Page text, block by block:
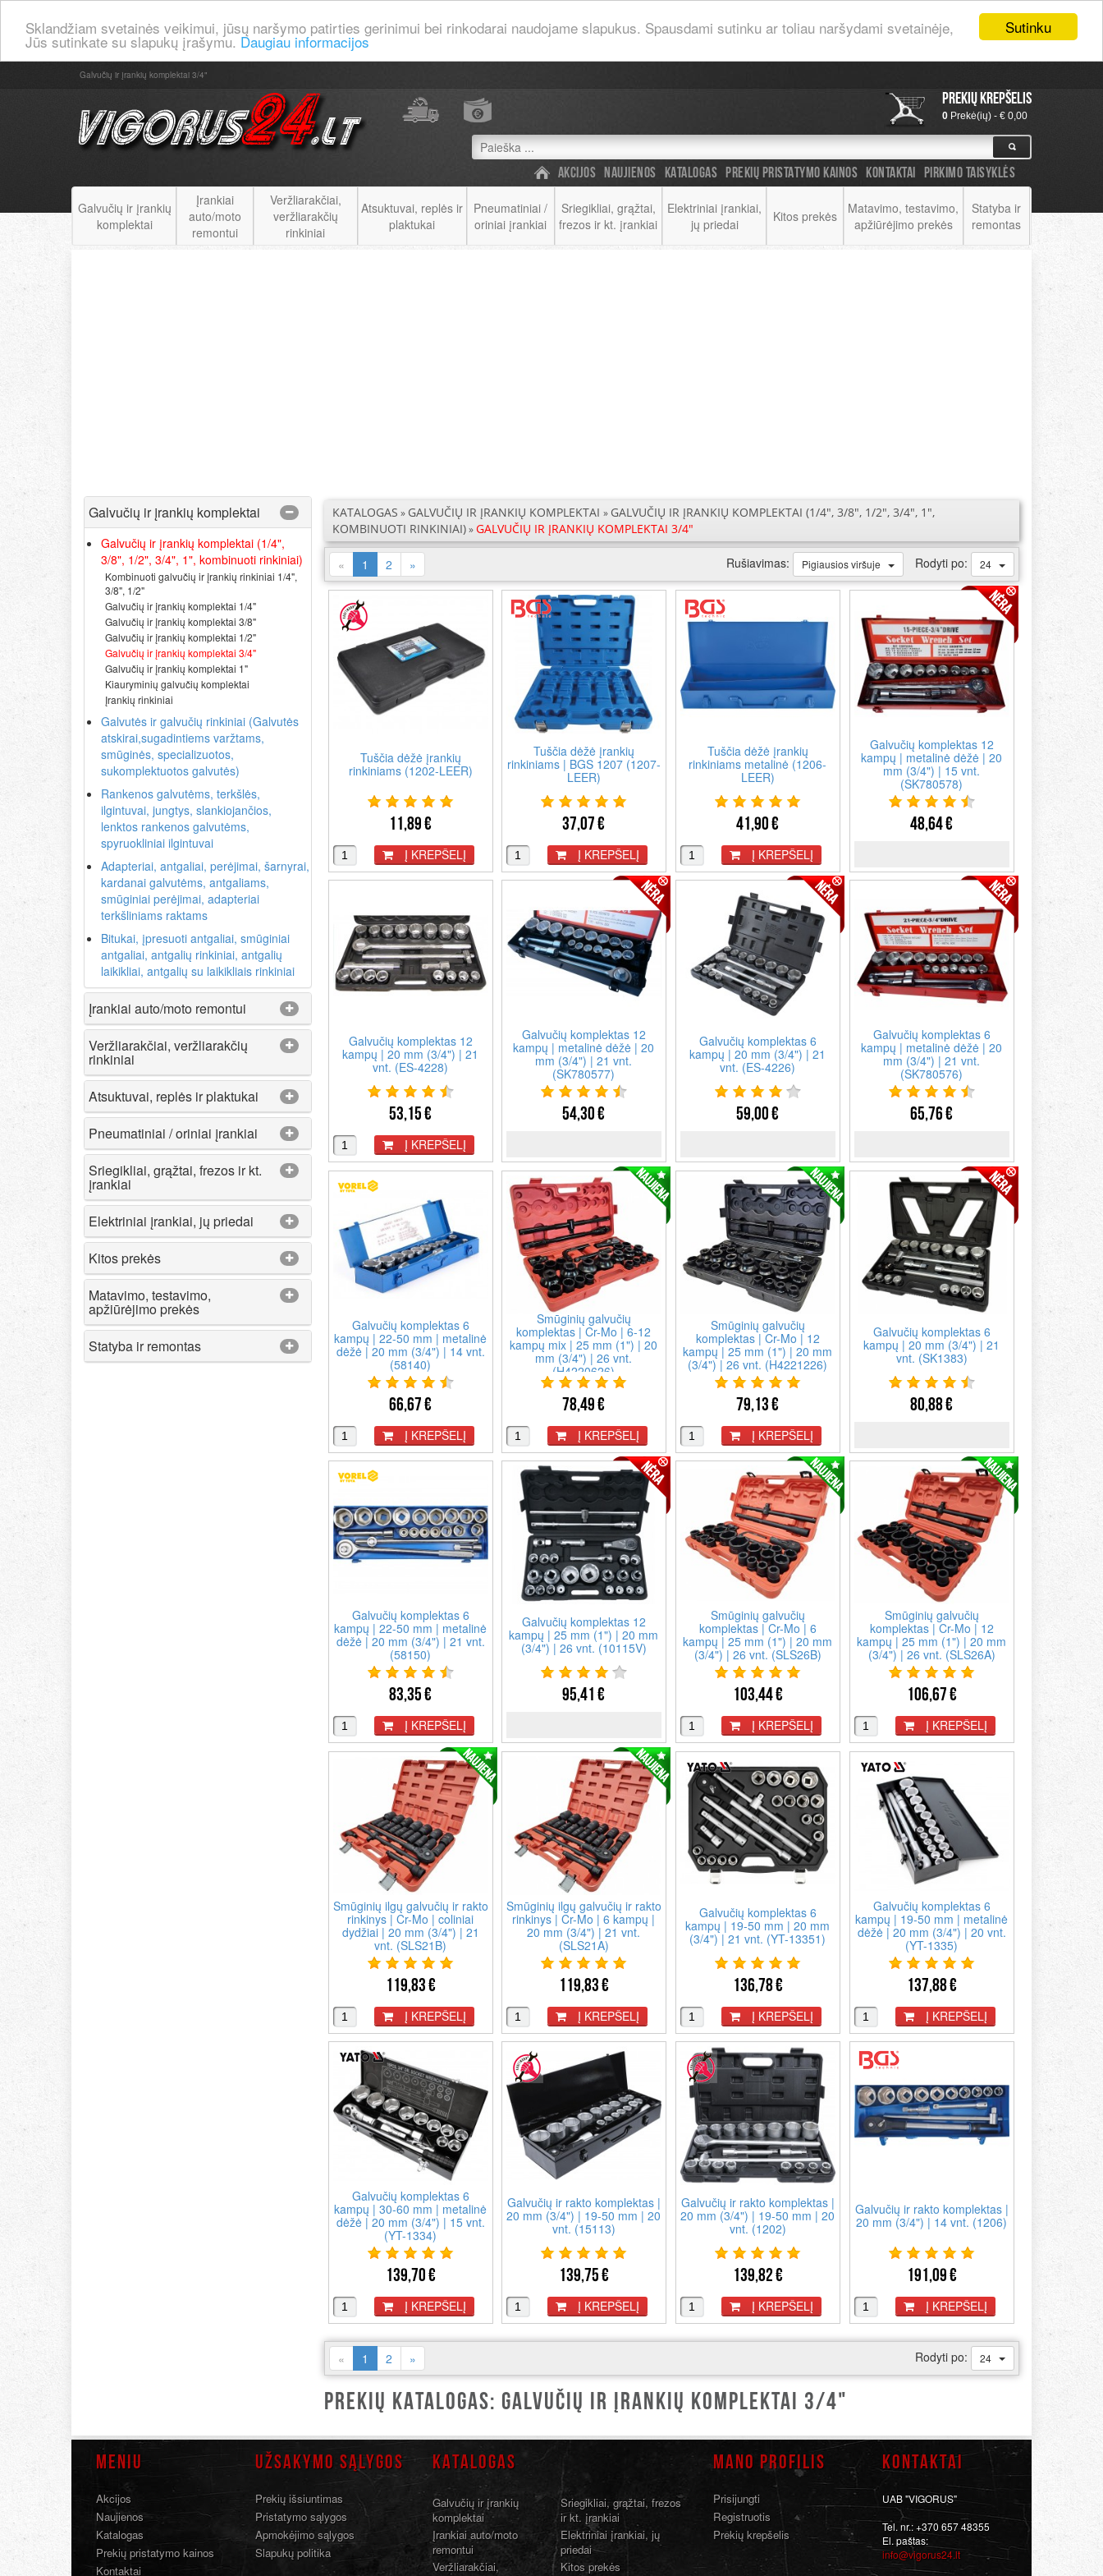
Sutinku
Sklandžiam svetainės veikimui, jūsų naršymo patirties gerinimui bei rinkodarai naudojame slapukus. Spausdami sutinku ar toliau naršydami svetainėje,
Jūs sutinkate su slapukų įrašymu. Daugiau informacijos
Galvučių ir įrankių komplektai 3/4"
Prekių krepšelis
0 Prekė(ių) - € 0,00
AKCIJOS NAUJIENOS KATALOGAS PREKIŲ PRISTATYMO KAINOS KONTAKTAI PIRKIMO TAISYKLĖS
Galvučių ir įrankių
komplektai
Įrankiai
auto/moto
remontui
Veržliarakčiai,
veržliarakčių
rinkiniai
Atsuktuvai, replės ir
plaktukai
Pneumatiniai /
oriniai įrankiai
Sriegikliai, grąžtai,
frezos ir kt. įrankiai
Elektriniai įrankiai,
jų priedai
Kitos prekės
Matavimo, testavimo,
apžiūrėjimo prekės
Statyba ir
remontas
KATALOGAS » GALVUČIŲ IR ĮRANKIŲ KOMPLEKTAI » GALVUČIŲ IR ĮRANKIŲ KOMPLEKTAI (1/4", 3/8", 1/2", 3/4", 1",
KOMBINUOTI RINKINIAI) » GALVUČIŲ IR ĮRANKIŲ KOMPLEKTAI 3/4"
« 1 (current)
2 » Rušiavimas: Pigiausios viršuje Rodyti po: 24
Tuščia dėžė įrankių
rinkiniams (1202-LEER)
11,89 €
Į KREPŠELĮ
Tuščia dėžė įrankių
rinkiniams | BGS 1207 (1207-
LEER)
37,07 €
Į KREPŠELĮ
Tuščia dėžė įrankių
rinkiniams metalinė (1206-
LEER)
41,90 €
Į KREPŠELĮ
Galvučių komplektas 12
kampų | metalinė dėžė | 20
mm (3/4") | 15 vnt.
(SK780578)
48,64 €
Galvučių komplektas 12
kampų | 20 mm (3/4") | 21
vnt. (ES-4228)
53,15 €
Į KREPŠELĮ
Galvučių komplektas 12
kampų | metalinė dėžė | 20
mm (3/4") | 21 vnt.
(SK780577)
54,30 €
Galvučių komplektas 6
kampų | 20 mm (3/4") | 21
vnt. (ES-4226)
59,00 €
Galvučių komplektas 6
kampų | metalinė dėžė | 20
mm (3/4") | 21 vnt.
(SK780576)
65,76 €
Galvučių komplektas 6
kampų | 22-50 mm | metalinė
dėžė | 20 mm (3/4") | 14 vnt.
(58140)
66,67 €
Į KREPŠELĮ
Smūginių galvučių
komplektas | Cr-Mo | 6-12
kampų mix | 25 mm (1") | 20
mm (3/4") | 26 vnt.
(H4220626)
78,49 €
Į KREPŠELĮ
Smūginių galvučių
komplektas | Cr-Mo | 12
kampų | 25 mm (1") | 20 mm
(3/4") | 26 vnt. (H4221226)
79,13 €
Į KREPŠELĮ
Galvučių komplektas 6
kampų | 20 mm (3/4") | 21
vnt. (SK1383)
80,88 €
Galvučių komplektas 6
kampų | 22-50 mm | metalinė
dėžė | 20 mm (3/4") | 21 vnt.
(58150)
83,35 €
Į KREPŠELĮ
Galvučių komplektas 12
kampų | 25 mm (1") | 20 mm
(3/4") | 26 vnt. (10115V)
95,41 €
Smūginių galvučių
komplektas | Cr-Mo | 6
kampų | 25 mm (1") | 20 mm
(3/4") | 26 vnt. (SLS26B)
103,44 €
Į KREPŠELĮ
Smūginių galvučių
komplektas | Cr-Mo | 12
kampų | 25 mm (1") | 20 mm
(3/4") | 26 vnt. (SLS26A)
106,67 €
Į KREPŠELĮ
Smūginių ilgų galvučių ir rakto
rinkinys | Cr-Mo | coliniai
dydžiai | 20 mm (3/4") | 21
vnt. (SLS21B)
119,83 €
Į KREPŠELĮ
Smūginių ilgų galvučių ir rakto
rinkinys | Cr-Mo | 6 kampų |
20 mm (3/4") | 21 vnt.
(SLS21A)
119,83 €
Į KREPŠELĮ
Galvučių komplektas 6
kampų | 19-50 mm | 20 mm
(3/4") | 21 vnt. (YT-13351)
136,78 €
Į KREPŠELĮ
Galvučių komplektas 6
kampų | 19-50 mm | metalinė
dėžė | 20 mm (3/4") | 20 vnt.
(YT-1335)
137,88 €
Į KREPŠELĮ
Galvučių komplektas 6
kampų | 30-60 mm | metalinė
dėžė | 20 mm (3/4") | 15 vnt.
(YT-1334)
139,70 €
Į KREPŠELĮ
Galvučių ir rakto komplektas |
20 mm (3/4") | 19-50 mm | 20
vnt. (15113)
139,75 €
Į KREPŠELĮ
Galvučių ir rakto komplektas |
20 mm (3/4") | 19-50 mm | 20
vnt. (1202)
139,82 €
Į KREPŠELĮ
Galvučių ir rakto komplektas |
20 mm (3/4") | 14 vnt. (1206)
191,09 €
Į KREPŠELĮ
« 1 (current)
2 » Rodyti po: 24
PREKIŲ KATALOGAS: GALVUČIŲ IR ĮRANKIŲ KOMPLEKTAI 3/4"
Galvučių ir įrankių komplektai
Galvučių ir įrankių komplektai (1/4",
3/8", 1/2", 3/4", 1", kombinuoti rinkiniai)
Kombinuoti galvučių ir įrankių rinkiniai 1/4",
3/8", 1/2"
Galvučių ir įrankių komplektai 1/4"
Galvučių ir įrankių komplektai 3/8"
Galvučių ir įrankių komplektai 1/2"
Galvučių ir įrankių komplektai 3/4"
Galvučių ir įrankių komplektai 1"
Kiauryminių galvučių komplektai
Įrankių rinkiniai
Galvutės ir galvučių rinkiniai (Galvutės
atskirai,sugadintiems varžtams,
smūginės, specializuotos,
sukomplektuotos galvutės)
Rankenos galvutėms, terkšlės,
ilgintuvai, jungtys, slankiojančios,
lenktos rankenos galvutėms,
spyruokliniai ilgintuvai
Adapteriai, antgaliai, perėjimai, šarnyrai,
kardanai galvutėms, antgaliams,
smūginiai perėjimai, adapteriai
terkšliniams raktams
Bitukai, įpresuoti antgaliai, smūginiai
antgaliai, antgalių rinkiniai, antgalių
laikikliai, antgalių su laikikliais rinkiniai
Įrankiai auto/moto remontui
Veržliarakčiai, veržliarakčių
rinkiniai
Atsuktuvai, replės ir plaktukai
Pneumatiniai / oriniai įrankiai
Sriegikliai, grąžtai, frezos ir kt.
įrankiai
Elektriniai įrankiai, jų priedai
Kitos prekės
Matavimo, testavimo,
apžiūrėjimo prekės
Statyba ir remontas
MENIU
Akcijos
Naujienos
Katalogas
Prekių pristatymo kainos
Kontaktai
UŽSAKYMO SĄLYGOS
Prekių išsiuntimas
Pristatymo sąlygos
Apmokėjimo sąlygos
Slapukų politika
KATALOGAS
Galvučių ir įrankių
komplektai
Įrankiai auto/moto
remontui
Veržliarakčiai,
Sriegikliai, grąžtai, frezos
ir kt. įrankiai
Elektriniai įrankiai, jų
priedai
Kitos prekės
MANO PROFILIS
Prisijungti
Registruotis
Prekių krepšelis
KONTAKTAI
UAB "VIGORUS"
Tel. nr.: +370 657 48355
El. paštas:
info@vigorus24.lt
Prisijungti